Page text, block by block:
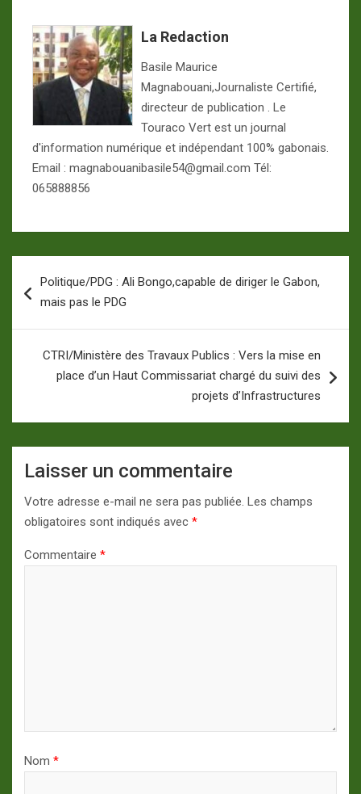
La Redaction
Basile Maurice
Magnabouani,Journaliste Certifié,
directeur de publication . Le
Touraco Vert est un journal
d'information numérique et indépendant 100% gabonais.
Email : magnabouanibasile54@gmail.com Tél:
065888856
de
Politique/PDG : Ali Bongo,capable de diriger le Gabon,
mais pas le PDG
CTRI/Ministère des Travaux Publics : Vers la mise en
place d’un Haut Commissariat chargé du suivi des
projets d’Infrastructures
Laisser un commentaire
Votre adresse e-mail ne sera pas publiée. Les champs
obligatoires sont indiqués avec *
Commentaire *
Nom *